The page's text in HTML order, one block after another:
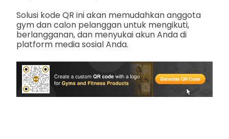
Solusi kode QR ini akan memudahkan anggota
gym dan calon pelanggan untuk mengikuti,
berlangganan, dan menyukai akun Anda di
platform media sosial Anda.